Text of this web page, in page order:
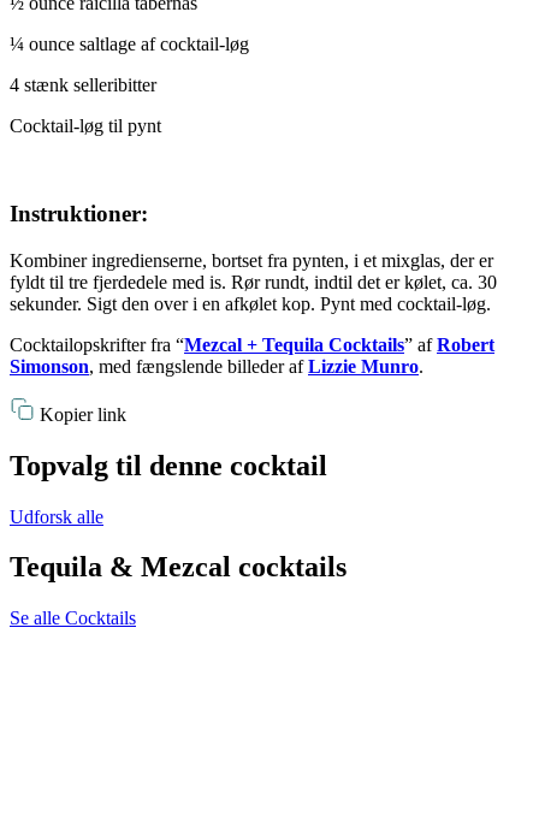
¼ ounce saltlage af cocktail-løg
4 stænk selleribitter
Cocktail-løg til pynt
Instruktioner:
Kombiner ingredienserne, bortset fra pynten, i et mixglas, der er
fyldt til tre fjerdedele med is. Rør rundt, indtil det er kølet, ca. 30
sekunder. Sigt den over i en afkølet kop. Pynt med cocktail-løg.
Cocktailopskrifter fra “Mezcal + Tequila Cocktails” afRobert
Simonson, med fængslende billeder afLizzie Munro.
Kopier link
Topvalg til denne cocktail
Udforsk alle
Tequila & Mezcal cocktails
Se alle Cocktails